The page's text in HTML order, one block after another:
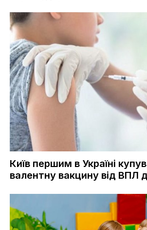
Київ першим в Україні
валентну вакцину від ВПЛ